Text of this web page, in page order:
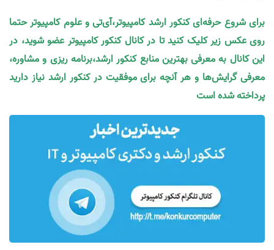
برای شروع حرفه‌ای کنکور ارشد کامپیوتر،آی‌تی و علوم کامپیوتر حتما
روی عکس زیر کلیک کنید تا در کانال کنکور کامپیوتر عضو شوید، در
این کانال به معرفی بهترین منابع کنکور ارشد،برنامه ریزی و مشاوره،
معرفی گرایش‌ها و هر آنچه برای موفقیت در کنکور ارشد نیاز دارید
پرداخته شده است